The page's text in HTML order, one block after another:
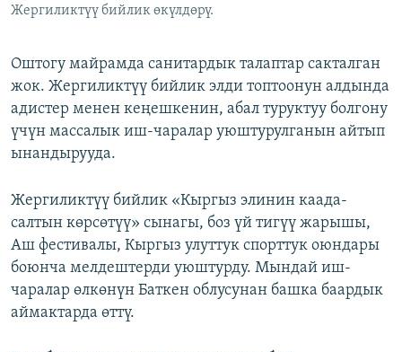
Жергиликтүү бийлик өкүлдөрү.
Оштогу майрамда санитардык талаптар сакталган
жок. Жергиликтүү бийлик элди топтоонун алдында
адистер менен кеңешкенин, абал туруктуу болгону
үчүн массалык иш-чаралар уюштурулганын айтып
ынандырууда.
Жергиликтүү бийлик «Кыргыз элинин каада-
салтын көрсөтүү» сынагы, боз үй тигүү жарышы,
Аш фестивалы, Кыргыз улуттук спорттук оюндары
боюнча мелдештерди уюштурду. Мындай иш-
чаралар өлкөнүн Баткен облусунан башка баардык
аймактарда өттү.